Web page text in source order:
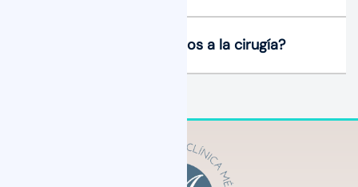
¿Existen riesgos asociados a la cirugía?